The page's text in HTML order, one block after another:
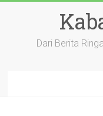
Dari Berita